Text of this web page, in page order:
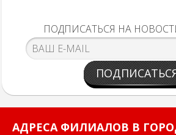
ПОДПИСАТЬСЯ НА
АДРЕСА ФИЛИАЛОВ В